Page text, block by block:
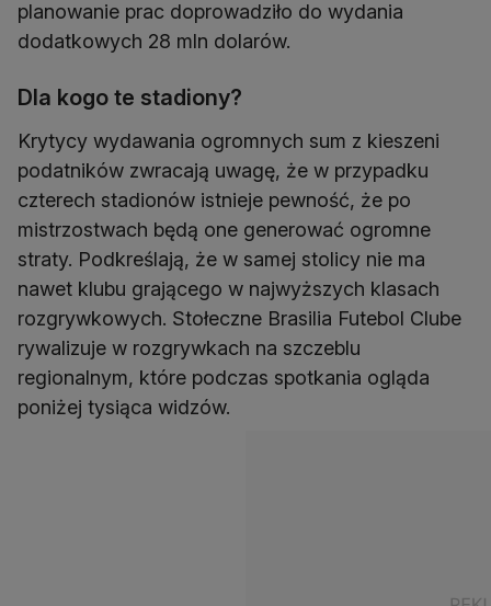
planowanie prac doprowadziło do wydania
dodatkowych 28 mln dolarów.
Dla kogo te stadiony?
Krytycy wydawania ogromnych sum z kieszeni
podatników zwracają uwagę, że w przypadku
czterech stadionów istnieje pewność, że po
mistrzostwach będą one generować ogromne
straty. Podkreślają, że w samej stolicy nie ma
nawet klubu grającego w najwyższych klasach
rozgrywkowych. Stołeczne Brasilia Futebol Clube
rywalizuje w rozgrywkach na szczeblu
regionalnym, które podczas spotkania ogląda
poniżej tysiąca widzów.